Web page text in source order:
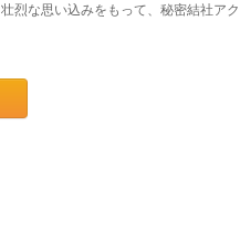
烈な思い込みをもって、秘密結社ア